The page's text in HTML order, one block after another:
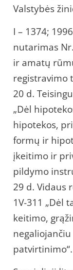
Valstybės
I – 1374;
nutarimas
ir amatų
registravimo
20 d.
„Dėl
hipotekos,
formų ir
įkeitimo ir
pildymo
29 d. Vidaus
1V-311 „Dėl
keitimo,
patvirtinimo“.